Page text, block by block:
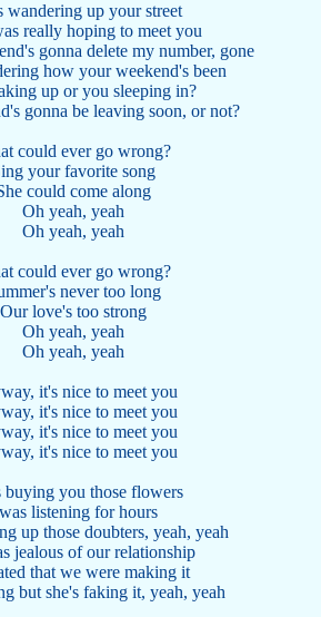
wandering up your street
really hoping to meet you
gonna delete my number, gone
how your weekend's been
up or you sleeping in?
gonna be leaving soon, or not?
could ever go wrong?
your favorite song
could come along
Oh yeah, yeah
Oh yeah, yeah
could ever go wrong?
never too long
Our love's too strong
Oh yeah, yeah
Oh yeah, yeah
it's nice to meet you
it's nice to meet you
it's nice to meet you
it's nice to meet you
buying you those flowers
listening for hours
up those doubters, yeah, yeah
jealous of our relationship
that we were making it
but she's faking it, yeah, yeah